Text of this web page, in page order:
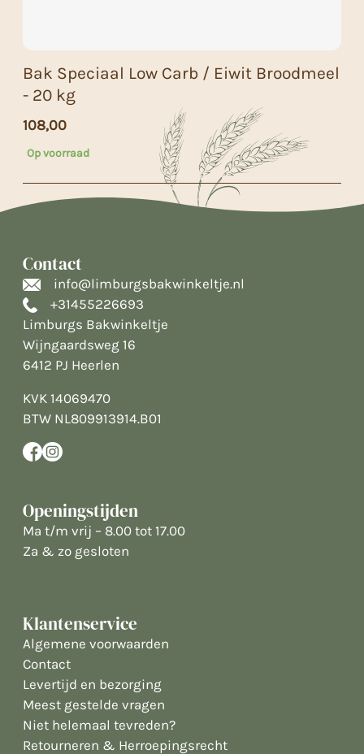
Bak Speciaal Low Carb / Eiwit Broodmeel
- 20 kg
108,00
Op voorraad
Contact
info@limburgsbakwinkeltje.nl
+31455226693
Limburgs Bakwinkeltje
Wijngaardsweg 16
6412 PJ Heerlen
KVK 14069470
BTW NL809913914.B01
Openingstijden
Ma t/m vrij – 8.00 tot 17.00
Za & zo gesloten
Klantenservice
Algemene voorwaarden
Contact
Levertijd en bezorging
Meest gestelde vragen
Niet helemaal tevreden?
Retourneren & Herroepingsrecht